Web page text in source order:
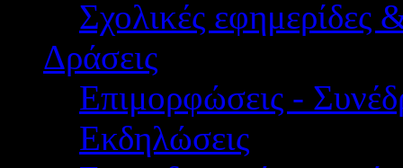
Σχολικές εφημερίδες
Δράσεις
Επιμορφώσεις -
Εκδηλώσεις